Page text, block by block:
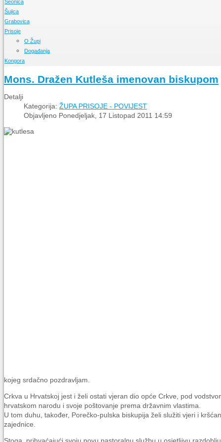
Seonica
Događanja
Šujica
O Župi
Grabovica
Događanja
Prisoje
O Župi
Događanja
Kongora
Događanja
Mons. Dražen Kutleša imenovan biskupom
Detalji
Kategorija: ŽUPA PRISOJE - POVIJEST
Objavljeno Ponedjeljak, 17 Listopad 2011 14:59
kojeg srdačno pozdravljam.
Crkva u Hrvatskoj jest i želi ostati vjeran dio opće Crkve, pod
hrvatskom narodu i svoje poštovanje prema državnim vlastima.
U tom duhu, također, Porečko-pulska biskupija želi služiti vjeri i
zajednice.